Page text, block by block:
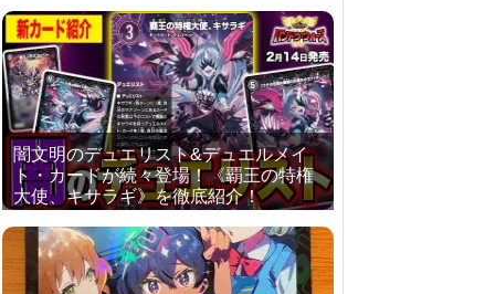
闇文明のデュエリスト&デュエルメイ
ト・カードが続々登場！《覇王の特権
大使、キサラギ》を徹底紹介！